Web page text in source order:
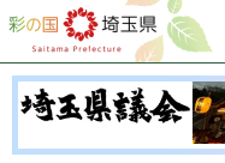
彩の国 埼玉県